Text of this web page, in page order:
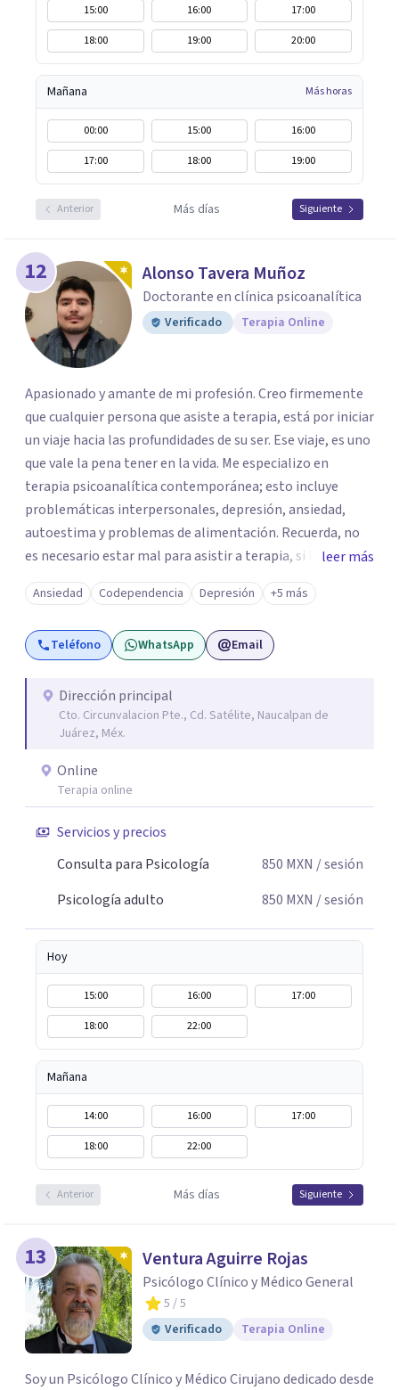
15:00 16:00
17:00
18:00
19:00 20:00
Mañana Más horas
00:00 15:00
16:00
17:00
18:00 19:00
Anterior Más días Siguiente
12 Alonso Tavera Muñoz
Doctorante en clínica psicoanalítica
Verificado Terapia Online
Apasionado y amante de mi profesión. Creo firmemente
que cualquier persona que asiste a terapia, está por iniciar
un viaje hacia las profundidades de su ser. Ese viaje, es uno
que vale la pena tener en la vida. Me especializo en
terapia psicoanalítica contemporánea; esto incluye
problemáticas interpersonales, depresión, ansiedad,
autoestima y problemas de alimentación. Recuerda, no
es necesario estar mal para asistir a terapia, si tienes una
duda sobre tu vida o sobre como te sientes, basta para
empezar un viaje invaluable. ¡No dudes en contactarme
para agendar tu primera cita, con gusto te acompañaré
en este proceso!
leer más
Ansiedad Codependencia Depresión +5 más
Teléfono WhatsApp Email
Dirección principal
Cto. Circunvalacion Pte., Cd. Satélite, Naucalpan de
Juárez, Méx.
Online
Terapia online
Servicios y precios
Consulta para Psicología
850 MXN / sesión
Psicología adulto
850 MXN / sesión
Hoy
15:00 16:00
17:00
18:00
22:00
Mañana
14:00 16:00
17:00
18:00
22:00
Anterior Más días Siguiente
13 Ventura Aguirre Rojas
Psicólogo Clínico y Médico General
5 / 5
Verificado
Terapia Online
Soy un Psicólogo Clínico y Médico Cirujano dedicado desde